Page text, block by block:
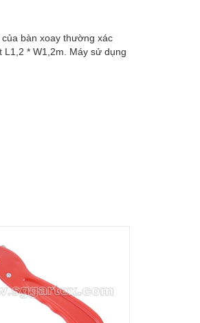
bàn xoay thường xác
* W1,2m. Máy sử dụng